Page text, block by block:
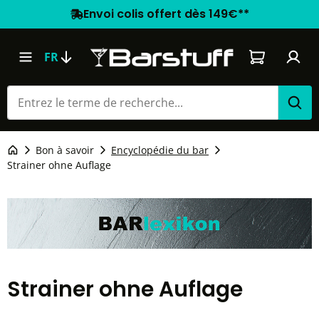
Envoi colis offert dès 149€**
FR Le panier
Bon à savoir
Encyclopédie du bar
Strainer ohne Auflage
Strainer ohne Auflage